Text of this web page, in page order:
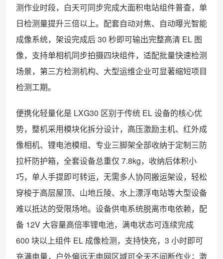
测作业时段，白天可同步完成大面积电站组件普查，单
日检测量提升三倍以上。配套自动对焦、自动曝光智能
成像系统，架设完成后 30 秒即可输出完整高清 EL 图
像，支持单相机同步拍摄四块组件，适配批量快速检测
场景，第三方检测机构、大型运维企业可显著缩短项目
检测工期。
便携化轻量化是 LXG30 区别于传统 EL 设备的核心优
势，整机采用模块化拆分设计，高压激励主机、红外成
像相机、锂电池模组、专业三脚架全部收纳于定制三防
拉杆防护箱，全套设备总重仅 7.8kg，收纳后体积小
巧，单人手提即可转运，无需多人协同搬运架设，轻松
穿梭于高层屋顶、山地丘陵、水上漂浮电站等大型设备
难以抵达的受限场地。设备供电系统脱离市电依赖，配
备 12V 大容量高倍率锂电池，满电状态可连续完成
600 块以上组件 EL 成像检测，支持快充，3 小时即可
充满电量，户外偏远无电网区域可全天不间断作业；激